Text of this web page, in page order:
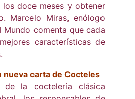
doce meses y obtener
Marcelo Miras, enólogo
Mundo comenta que cada
características de
nueva carta de Cocteles
de la coctelería clásica